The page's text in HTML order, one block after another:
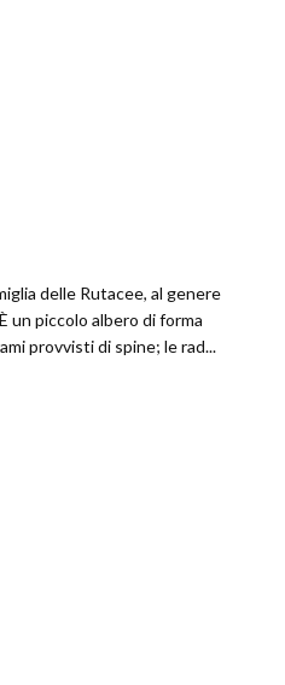
delle Rutacee, al genere
un piccolo albero di forma
provvisti di spine; le rad...